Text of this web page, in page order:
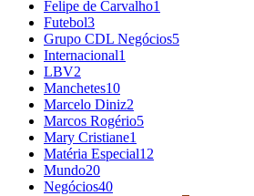
Felipe de Carvalho1
Futebol3
Grupo CDL Negócios5
Internacional1
LBV2
Manchetes10
Marcelo Diniz2
Marcos Rogério5
Mary Cristiane1
Matéria Especial12
Mundo20
Negócios40